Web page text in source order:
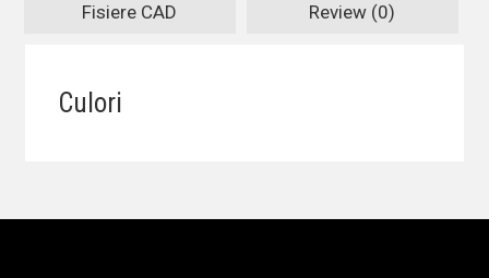
Fisiere CAD Review (0)
Culori